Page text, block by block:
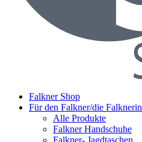
Falkner Shop
Für den Falkner/die Falknerin
Alle Produkte
Falkner Handschuhe
Falkner- Jagdtaschen